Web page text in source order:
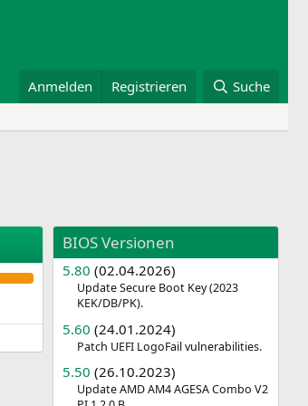
Anmelden Registrieren Suche
BIOS Versionen
5.80 (02.04.2026)
Update Secure Boot Key (2023
KEK/DB/PK).
5.60 (24.01.2024)
Patch UEFI LogoFail vulnerabilities.
5.50 (26.10.2023)
Update AMD AM4 AGESA Combo V2